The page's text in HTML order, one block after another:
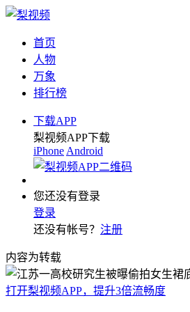
首页
人物
万象
排行榜
下载APP
梨视频APP下载
iPhone Android
您还没有登录
登录
还没有帐号？ 注册
内容为转载
打开梨视频APP，提升3倍流畅度